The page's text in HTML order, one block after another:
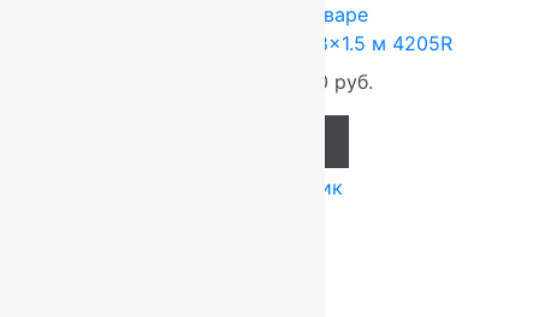
Подробнее о товаре
Ковер турецкий Лара 0.8×1.5 м 4205R
1 080 руб.
Купить в 1 клик